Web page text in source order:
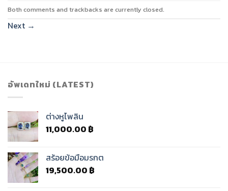
Both comments and trackbacks are currently closed.
Next →
อัพเดทใหม่ (LATEST)
ต่างหูไพลิน
11,000.00 ฿
สร้อยข้อมือมรกต
19,500.00 ฿